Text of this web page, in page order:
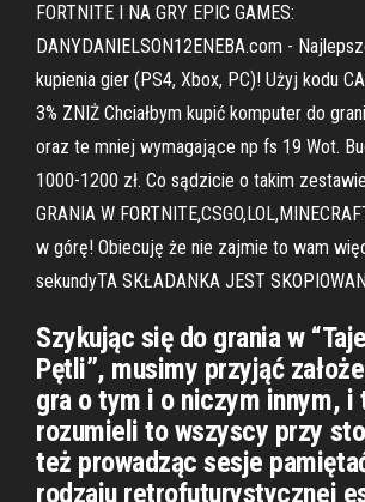
FORTNITE I NA GRY EPIC GAMES:
DANYDANIELSON12ENEBA.com -
kupienia gier (PS4, Xbox, PC)! Użyj kodu
3% ZNIŻ Chciałbym kupić komputer do
oraz te mniej wymagające np fs 19 Wot.
1000-1200 zł. Co sądzicie o takim
GRANIA W
w górę! Obiecuję że nie zajmie to wam
sekundyTA SKŁADANKA JEST
Szykując się do grania w
Pętli”, musimy przyjąć
gra o tym i o niczym innym, i
rozumieli to wszyscy przy
też prowadząc sesje
rodzaju retrofuturystycznej